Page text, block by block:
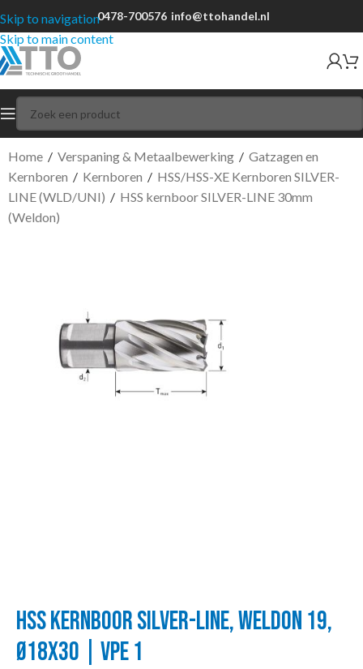
Skip to navigation
Skip to main content
0478-700576 info@ttohandel.nl
Home / Verspaning & Metaalbewerking / Gatzagen en
Kernboren / Kernboren / HSS/HSS-XE Kernboren SILVER-
LINE (WLD/UNI) / HSS kernboor SILVER-LINE 30mm
(Weldon)
HSS KERNBOOR SILVER-LINE, WELDON 19,
Ø18X30 | VPE 1